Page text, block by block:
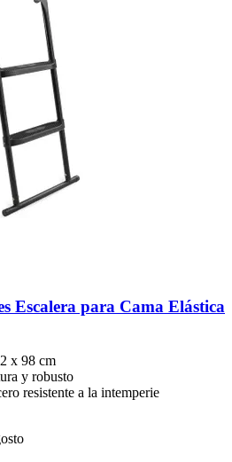
Escalera para Cama Elástica
x 98 cm
y robusto
resistente a la intemperie